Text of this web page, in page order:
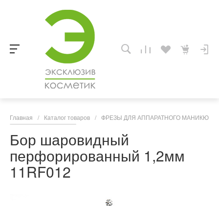
Главная / Каталог товаров / ФРЕЗЫ ДЛЯ АППАРАТНОГО
Бор шаровидный
перфорированный 1,2мм
11RF012